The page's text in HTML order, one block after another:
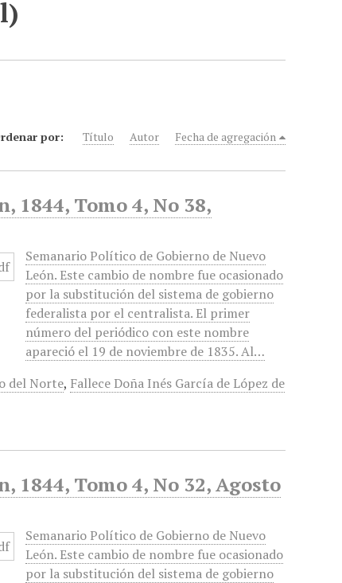
por: Título Autor Fecha de agregación
1844, Tomo 4, No 38,
Semanario Político de Gobierno de Nuevo
León. Este cambio de nombre fue ocasionado
por la substitución del sistema de gobierno
federalista por el centralista. El primer
número del periódico con este nombre
apareció el 19 de noviembre de 1835. Al…
del Norte, Fallece Doña Inés García de López de
1844, Tomo 4, No 32, Agosto
Semanario Político de Gobierno de Nuevo
León. Este cambio de nombre fue ocasionado
por la substitución del sistema de gobierno